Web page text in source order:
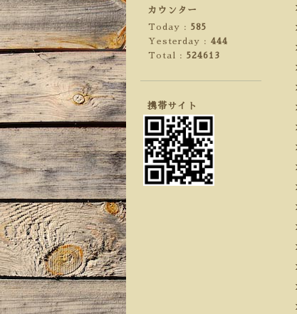
カウンター
Today : 585
Yesterday : 444
Total : 524613
携帯サイト